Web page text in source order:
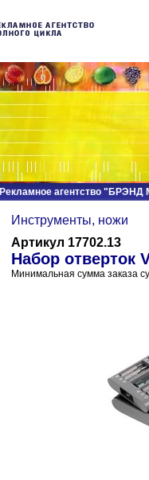
Рекламное агентство
Инструменты, ножи
Артикул 17702.13
Набор отверток
Минимальная сумма заказа